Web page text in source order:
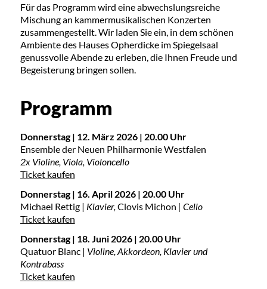
Für das Programm wird eine abwechslungsreiche
Mischung an kammermusikalischen Konzerten
zusammengestellt. Wir laden Sie ein, in dem schönen
Ambiente des Hauses Opherdicke im Spiegelsaal
genussvolle Abende zu erleben, die Ihnen Freude und
Begeisterung bringen sollen.
Programm
Donnerstag | 12. März 2026 | 20.00 Uhr
Ensemble der Neuen Philharmonie Westfalen
2x Violine, Viola, Violoncello
Ticket kaufen
Donnerstag | 16. April 2026 | 20.00 Uhr
Michael Rettig | Klavier, Clovis Michon | Cello
Ticket kaufen
Donnerstag | 18. Juni 2026 | 20.00 Uhr
Quatuor Blanc | Violine, Akkordeon, Klavier und
Kontrabass
Ticket kaufen